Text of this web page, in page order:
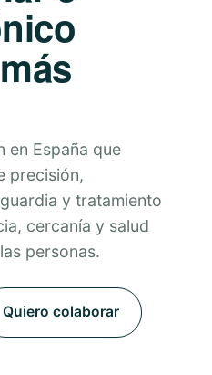
en
en España que
precisión,
y tratamiento
cercanía y salud
personas.
Quiero colaborar